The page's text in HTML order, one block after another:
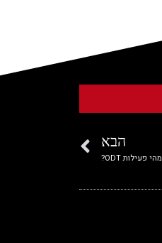
הבא
מהי פעילות ODT?